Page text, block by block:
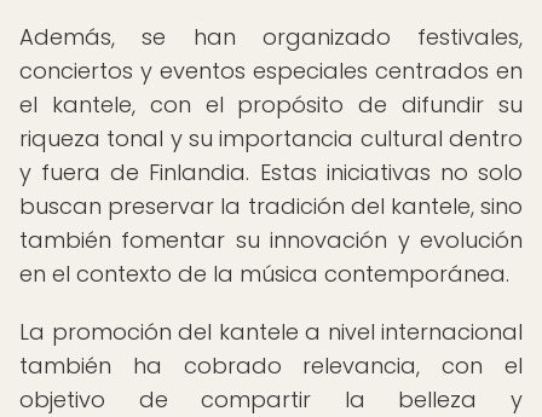
Además, se han organizado festivales,
conciertos y eventos especiales centrados en
el kantele, con el propósito de difundir su
riqueza tonal y su importancia cultural dentro
y fuera de Finlandia. Estas iniciativas no solo
buscan preservar la tradición del kantele, sino
también fomentar su innovación y evolución
en el contexto de la música contemporánea.
La promoción del kantele a nivel internacional
también ha cobrado relevancia, con el
objetivo de compartir la belleza y